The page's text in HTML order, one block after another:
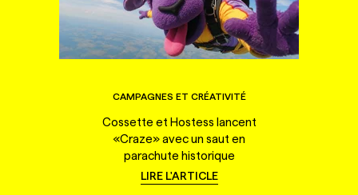
CAMPAGNES ET CRÉATIVITÉ
Cossette et Hostess lancent
«Craze» avec un saut en
parachute historique
LIRE L'ARTICLE